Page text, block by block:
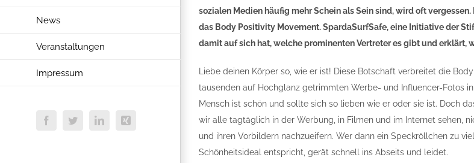
News
Veranstaltungen
Impressum
FacebookTwitterLinkedInXing
sozialen Medien häufig mehr Schein als Sein sind, wird oft
das Body Positivity Movement. SpardaSurfSafe, eine Initiative der
damit auf sich hat, welche prominenten Vertreter es gibt und
Liebe deinen Körper so, wie er ist! Diese Botschaft verbreitet die
tausenden auf Hochglanz getrimmten Werbe- und Influencer-Fotos
Mensch ist schön und sollte sich so lieben wie er oder sie ist. Doch
wir alle tagtäglich in der Werbung, in Filmen und im Internet sehen,
und ihren Vorbildern nachzueifern. Wer dann ein Speckröllchen zu
Schönheitsideal entspricht, gerät schnell ins Abseits und leidet.